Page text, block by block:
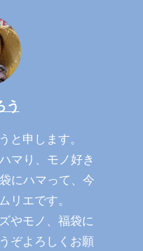
う
と申します。
マり、モノ好き
にハマって、今
リエです。
やモノ、福袋に
ぞよろしくお願